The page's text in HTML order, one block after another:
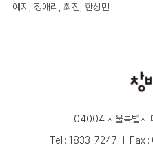
예지, 정애리, 최진, 한성민
04004 서울특별시
Tel : 1833-7247 ㅣ Fax